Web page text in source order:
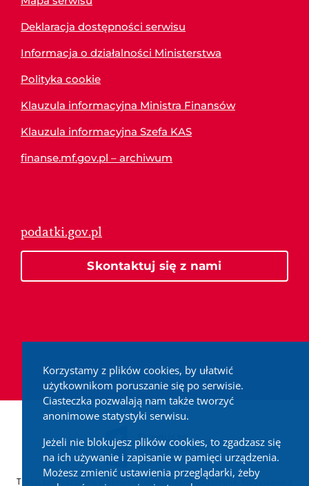
Korzystamy z plików cookies, by ułatwić
użytkownikom poruszanie się po serwisie.
Ciasteczka pozwalają nam także tworzyć
anonimowe statystyki serwisu.
Jeżeli nie blokujesz plików cookies, to zgadzasz się
na ich używanie i zapisanie w pamięci urządzenia.
Możesz zmienić ustawienia przeglądarki, żeby
Deklaracja dostępności serwisu
Informacja o działalności Ministerstwa
Polityka cookie
Klauzula informacyjna Ministra Finansów
Klauzula informacyjna Szefa KAS
finanse.mf.gov.pl – archiwum
podatki.gov.pl
Skontaktuj się z nami
Treści zamieszczone w serwisie udostępniamy bezpłatnie. Korzystanie z